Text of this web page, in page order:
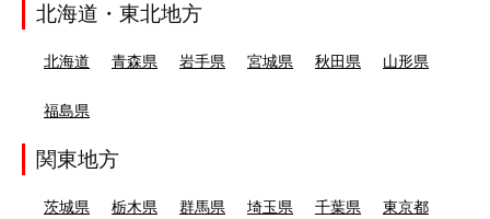
北海道・東北地方
北海道 青森県 岩手県 宮城県 秋田県 山形県
福島県
関東地方
茨城県 栃木県 群馬県 埼玉県 千葉県 東京都